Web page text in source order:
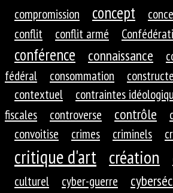
compromission concept
conflit conflit armé
conférence connaissance
fédéral
consommation
contextuel
contraintes
fiscales
controverse contrôle
convoitise
crimes criminels
critique d'art création
culturel
cyber-guerre